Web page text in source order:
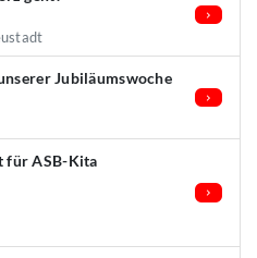
Jubiläumswoche
für ASB-Kita